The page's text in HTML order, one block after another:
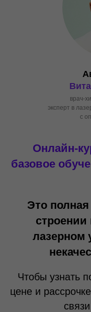
врач-
эксперт в
с
Онлайн-
базовое
Это полная
строении
лазерном
Чтобы узнать
цене и